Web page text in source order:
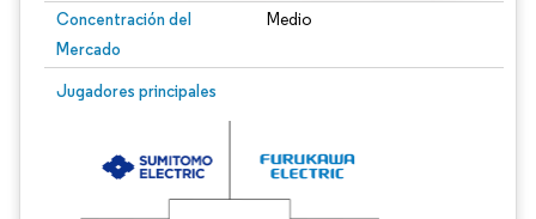
Concentración del
Mercado
Medio
Jugadores principales
Imagen © Mordor Intelligence. El uso requiere atribución según CC BY 4.0.